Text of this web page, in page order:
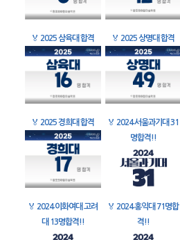
🏅 2025 삼육대 합격 🏅 2025 상명대 합격
🏅 2025 경희대 합격 🏅 2024 서울과기대 31
명합격!!
🏅 2024 이화여대 고려
대 13명합격!!
🏅 2024 홍익대 71명합
격!!